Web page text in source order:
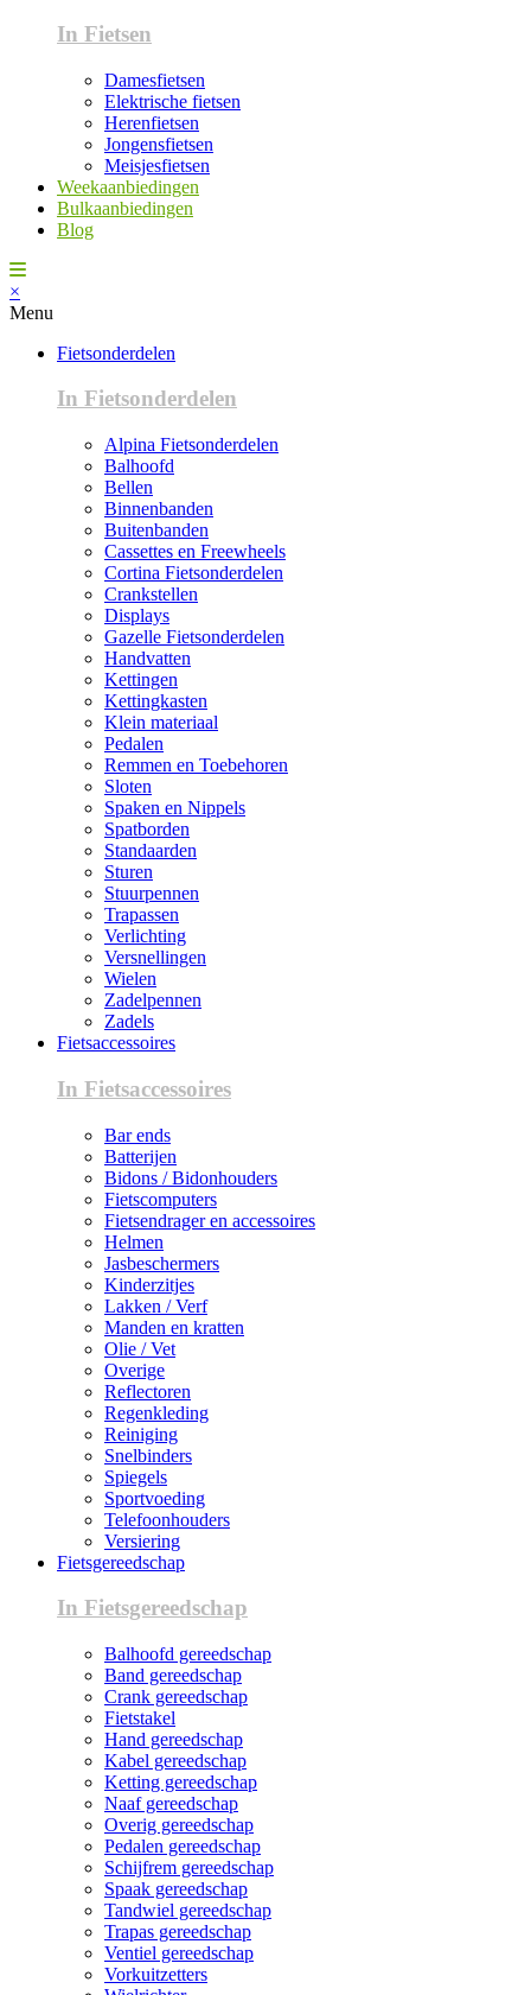
In Fietsen
Damesfietsen
Elektrische fietsen
Herenfietsen
Jongensfietsen
Meisjesfietsen
Weekaanbiedingen
Bulkaanbiedingen
Blog
×
Menu
Fietsonderdelen
In Fietsonderdelen
Alpina Fietsonderdelen
Balhoofd
Bellen
Binnenbanden
Buitenbanden
Cassettes en Freewheels
Cortina Fietsonderdelen
Crankstellen
Displays
Gazelle Fietsonderdelen
Handvatten
Kettingen
Kettingkasten
Klein materiaal
Pedalen
Remmen en Toebehoren
Sloten
Spaken en Nippels
Spatborden
Standaarden
Sturen
Stuurpennen
Trapassen
Verlichting
Versnellingen
Wielen
Zadelpennen
Zadels
Fietsaccessoires
In Fietsaccessoires
Bar ends
Batterijen
Bidons / Bidonhouders
Fietscomputers
Fietsendrager en accessoires
Helmen
Jasbeschermers
Kinderzitjes
Lakken / Verf
Manden en kratten
Olie / Vet
Overige
Reflectoren
Regenkleding
Reiniging
Snelbinders
Spiegels
Sportvoeding
Telefoonhouders
Versiering
Fietsgereedschap
In Fietsgereedschap
Balhoofd gereedschap
Band gereedschap
Crank gereedschap
Fietstakel
Hand gereedschap
Kabel gereedschap
Ketting gereedschap
Naaf gereedschap
Overig gereedschap
Pedalen gereedschap
Schijfrem gereedschap
Spaak gereedschap
Tandwiel gereedschap
Trapas gereedschap
Ventiel gereedschap
Vorkuitzetters